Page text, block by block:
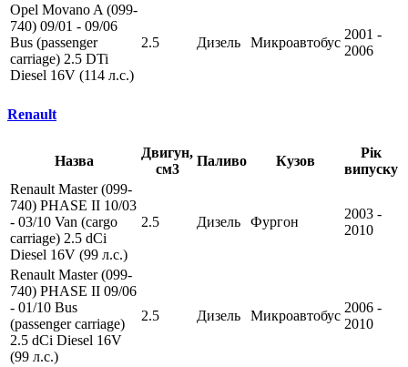
Opel Movano A (099-
740) 09/01 - 09/06
Bus (passenger
carriage) 2.5 DTi
Diesel 16V (114 л.с.)
2.5 Дизель Микроавтобус
2001 -
2006
Renault
Назва
Двигун,
см3
Паливо Кузов
Рік
випуску
Renault Master (099-
740) PHASE II 10/03
- 03/10 Van (cargo
carriage) 2.5 dCi
Diesel 16V (99 л.с.)
2.5 Дизель Фургон
2003 -
2010
Renault Master (099-
740) PHASE II 09/06
- 01/10 Bus
(passenger carriage)
2.5 dCi Diesel 16V
(99 л.с.)
2.5 Дизель Микроавтобус
2006 -
2010